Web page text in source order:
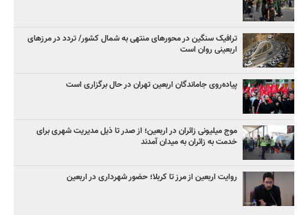
ترافیک سنگین در محورهای منتهی به شمال کشور/ تردد در مرزهای
اربعینی روان است
پیاده‌روی جاماندگان اربعین تهران در حال برگزاری است
موج میلیونی زائران در اربعین؛ از صدر تا ذیل مدیریت شهری برای
خدمت به زائران به میدان آمدند
روایت اربعین از مرز تا کربلا؛ حضور شهرداری در اربعین